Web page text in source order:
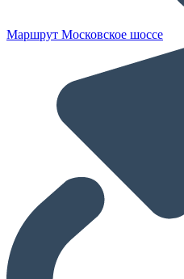
Маршрут Московское шоссе